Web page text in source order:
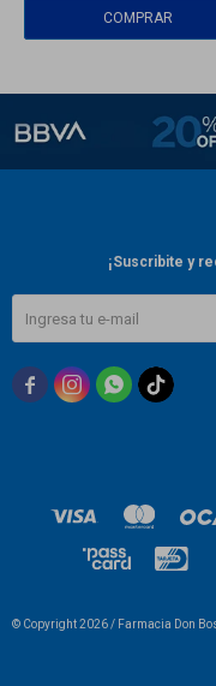
¡Suscribite y
  
© Copyright 2026 / Farmacia Don